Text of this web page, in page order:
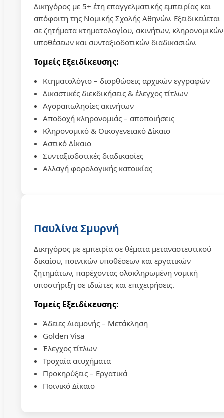
Δικηγόρος με 5+ έτη επαγγελματικής εμπειρίας και
απόφοιτη της Νομικής Σχολής Αθηνών. Εξειδικεύεται
σε ζητήματα κτηματολογίου, ακινήτων, κληρονομικών
υποθέσεων και συνταξιοδοτικών διαδικασιών.
Τομείς Εξειδίκευσης:
Κτηματολόγιο – διορθώσεις αρχικών εγγραφών
Δικαστικές διεκδικήσεις & έλεγχος τίτλων
Αγοραπωλησίες ακινήτων
Αποδοχή κληρονομιάς – αποποιήσεις
Κληρονομικό & Οικογενειακό Δίκαιο
Αστικό Δίκαιο
Συνταξιοδοτικές διαδικασίες
Αλλαγή φορολογικής κατοικίας
Παυλίνα Σμυρνή
Δικηγόρος με εμπειρία σε θέματα μεταναστευτικού
δικαίου, ποινικών υποθέσεων και εργατικών
ζητημάτων, παρέχοντας ολοκληρωμένη νομική
υποστήριξη σε ιδιώτες και επιχειρήσεις.
Τομείς Εξειδίκευσης:
Άδειες Διαμονής – Μετάκληση
Golden Visa
Έλεγχος τίτλων
Τροχαία ατυχήματα
Προκηρύξεις – Εργατικά
Ποινικό Δίκαιο